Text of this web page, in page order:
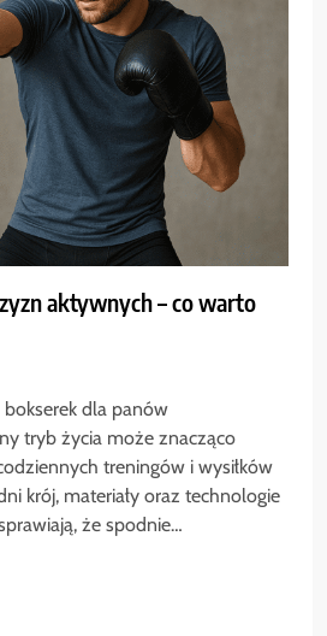
aktywnych – co warto
dla panów
tryb życia może znacząco
treningów i wysiłków
krój, materiały oraz technologie
że spodnie…